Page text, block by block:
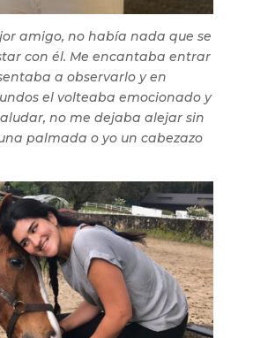
amigo, no había nada que se
con él. Me encantaba entrar
a observarlo y en
el volteaba emocionado y
no me dejaba alejar sin
palmada o yo un cabezazo